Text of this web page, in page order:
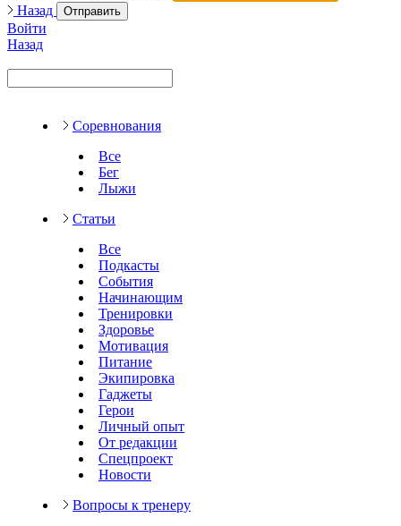
Назад
Отправить
Войти
Назад
Соревнования
Все
Бег
Лыжи
Статьи
Все
Подкасты
События
Начинающим
Тренировки
Здоровье
Мотивация
Питание
Экипировка
Гаджеты
Герои
Личный опыт
От редакции
Спецпроект
Новости
Вопросы к тренеру